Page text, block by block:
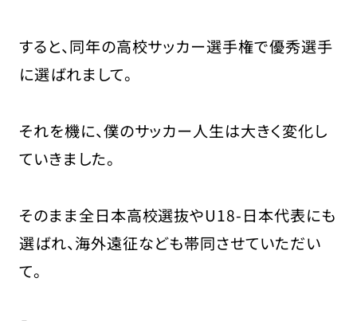
すると、同年の高校サッカー選手権で優秀選手
に選ばれまして。
それを機に、僕のサッカー人生は大きく変化し
ていきました。
そのまま全日本高校選抜やU18-日本代表にも
選ばれ、海外遠征なども帯同させていただい
て。